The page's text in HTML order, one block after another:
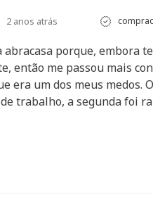
2 anos atrás
porque, embora
então me passou mais
era um dos meus
trabalho, a segunda foi